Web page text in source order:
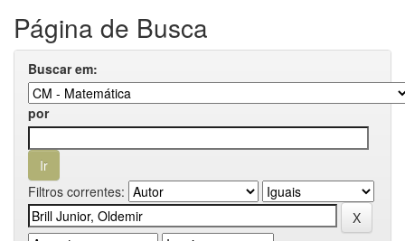
Página de Busca
Buscar em:
por
Filtros correntes: